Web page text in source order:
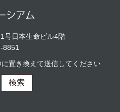
号日本生命ビル4階
置き換えて送信してください
検索